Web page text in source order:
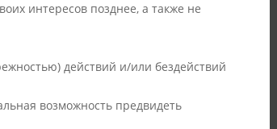
интересов позднее, а также не
действий и/или бездействий
возможность предвидеть